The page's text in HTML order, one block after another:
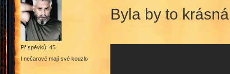
Příspěvků: 45
I nečarové mají své kouzlo
Byla by to